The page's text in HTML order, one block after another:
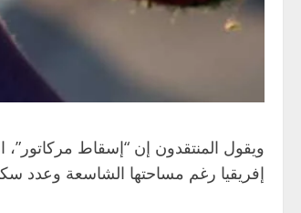
ويقول المنتقدون إن “إسقاط
إفريقيا رغم مساحتها الشاسعة وعدد